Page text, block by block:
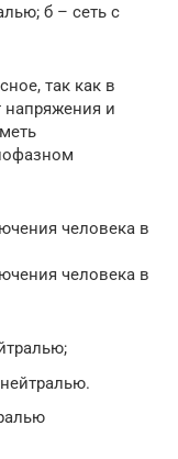
б – сеть с
так как в
напряжения и
человека в
человека в